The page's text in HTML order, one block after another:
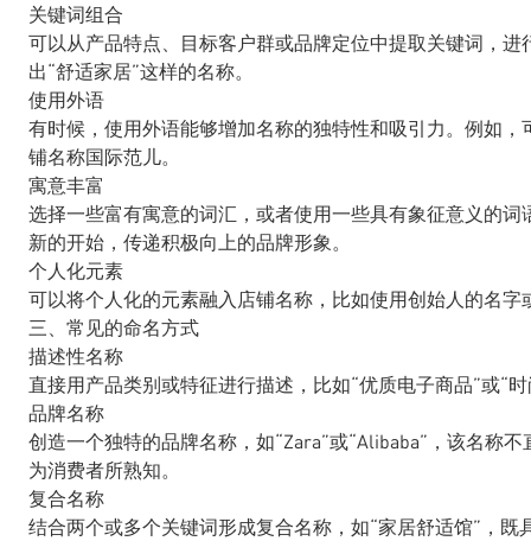
关键词组合
可以从产品特点、目标客户群或品牌定位中提取关键词，
出“舒适家居”这样的名称。
使用外语
有时候，使用外语能够增加名称的独特性和吸引力。例如
铺名称国际范儿。
寓意丰富
选择一些富有寓意的词汇，或者使用一些具有象征意义的
新的开始，传递积极向上的品牌形象。
个人化元素
可以将个人化的元素融入店铺名称，比如使用创始人的名
三、常见的命名方式
描述性名称
直接用产品类别或特征进行描述，比如“优质电子商品”或“
品牌名称
创造一个独特的品牌名称，如“Zara”或“Alibaba”，该名称
为消费者所熟知。
复合名称
结合两个或多个关键词形成复合名称，如“家居舒适馆”，